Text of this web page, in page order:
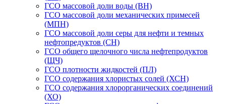
ГСО массовой доли воды (ВН)
ГСО массовой доли механических примесей
(МПН)
ГСО массовой доли серы для нефти и темных
нефтопредуктов (СН)
ГСО общего щелочного числа нефтепродуктов
(ЩЧ)
ГСО плотности жидкостей (ПЛ)
ГСО содержания хлористых солей (ХСН)
ГСО содержания хлорорганических соединений
(ХО)